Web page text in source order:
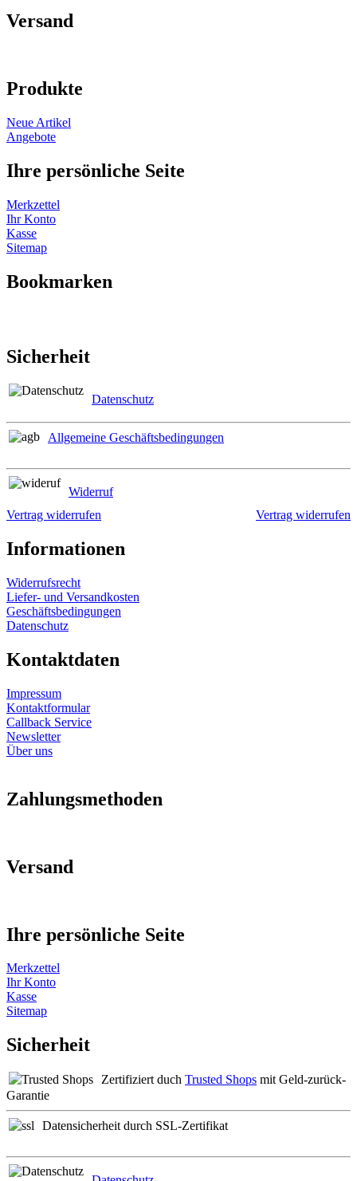
Versand
Produkte
Neue Artikel
Angebote
Ihre persönliche Seite
Merkzettel
Ihr Konto
Kasse
Sitemap
Bookmarken
Sicherheit
Datenschutz
Allgemeine Geschäftsbedingungen
Widerruf
Vertrag widerrufen
Vertrag widerrufen
Informationen
Widerrufsrecht
Liefer- und Versandkosten
Geschäftsbedingungen
Datenschutz
Kontaktdaten
Impressum
Kontaktformular
Callback Service
Newsletter
Über uns
Zahlungsmethoden
Versand
Ihre persönliche Seite
Merkzettel
Ihr Konto
Kasse
Sitemap
Sicherheit
Zertifiziert duch Trusted Shops mit Geld-zurück-
Garantie
Datensicherheit durch SSL-Zertifikat